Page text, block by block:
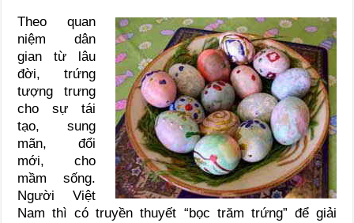
Theo quan
niệm dân
gian từ lâu
đời, trứng
tượng trưng
cho sự tái
tạo, sung
mãn, đổi
mới, cho
mầm sống.
Người Việt
Nam thì có truyền thuyết “bọc trăm trứng” để giải